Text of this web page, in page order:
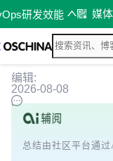
研发效能 媒
编辑:
2026-08-08
总结由社区平台通